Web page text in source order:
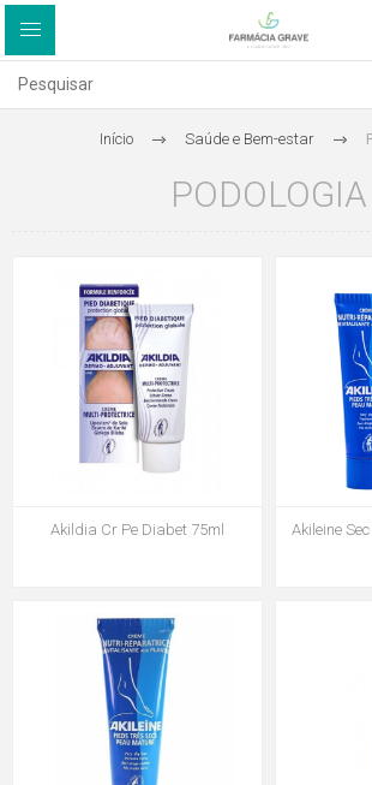
Início Saúde e Bem-estar
PODOLOGIA
Akildia Cr Pe Diabet 75ml
Akileine